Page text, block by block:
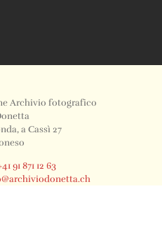
Archivio fotografico
a Cassì 27
91 871 12 63